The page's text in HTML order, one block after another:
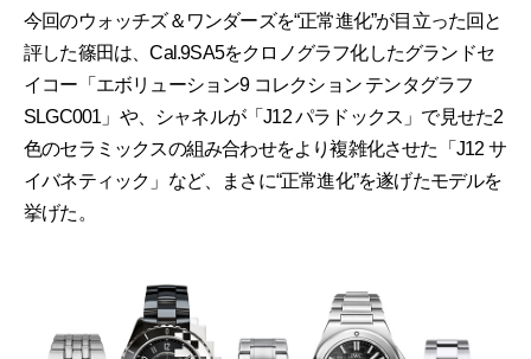
今回のウォッチズ＆ワンダーズを“正常進化”が目立った回と
評した篠田は、Cal.9SA5をクロノグラフ化したグランドセ
イコー「エボリューション9 コレクション テンタグラフ
SLGC001」や、シャネルが「J12 パラドックス」で見せた2
色のセラミックスの組み合わせをより複雑化させた「J12 サ
イバネティック」など、まさに“正常進化”を遂げたモデルを
挙げた。